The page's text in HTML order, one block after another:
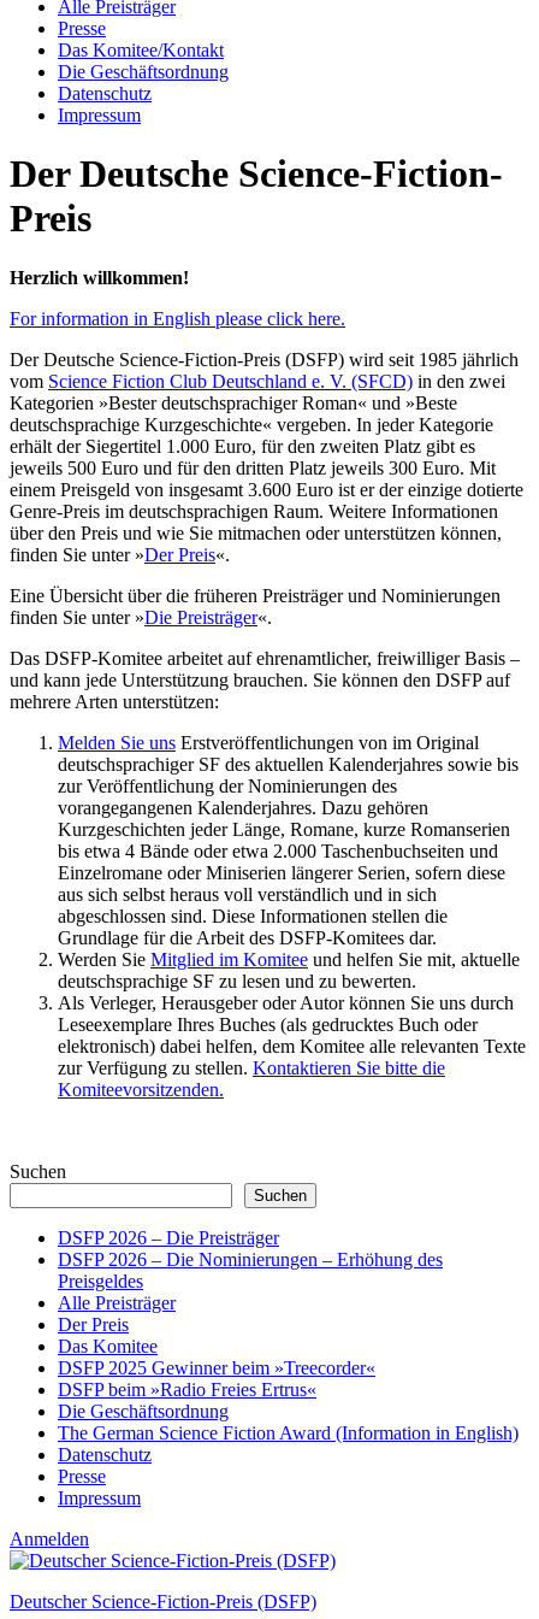
Alle Preisträger
Presse
Das Komitee/Kontakt
Die Geschäftsordnung
Datenschutz
Impressum
Der Deutsche Science-Fiction-
Preis
Herzlich willkommen!
For information in English please click here.
Der Deutsche Science-Fiction-Preis (DSFP) wird seit 1985 jährlich
vom Science Fiction Club Deutschland e. V. (SFCD) in den zwei
Kategorien »Bester deutschsprachiger Roman« und »Beste
deutschsprachige Kurzgeschichte« vergeben. In jeder Kategorie
erhält der Siegertitel 1.000 Euro, für den zweiten Platz gibt es
jeweils 500 Euro und für den dritten Platz jeweils 300 Euro. Mit
einem Preisgeld von insgesamt 3.600 Euro ist er der einzige dotierte
Genre-Preis im deutschsprachigen Raum. Weitere Informationen
über den Preis und wie Sie mitmachen oder unterstützen können,
finden Sie unter »Der Preis«.
Eine Übersicht über die früheren Preisträger und Nominierungen
finden Sie unter »Die Preisträger«.
Das DSFP-Komitee arbeitet auf ehrenamtlicher, freiwilliger Basis –
und kann jede Unterstützung brauchen. Sie können den DSFP auf
mehrere Arten unterstützen:
Melden Sie uns Erstveröffentlichungen von im Original
deutschsprachiger SF des aktuellen Kalenderjahres sowie bis
zur Veröffentlichung der Nominierungen des
vorangegangenen Kalenderjahres. Dazu gehören
Kurzgeschichten jeder Länge, Romane, kurze Romanserien
bis etwa 4 Bände oder etwa 2.000 Taschenbuchseiten und
Einzelromane oder Miniserien längerer Serien, sofern diese
aus sich selbst heraus voll verständlich und in sich
abgeschlossen sind. Diese Informationen stellen die
Grundlage für die Arbeit des DSFP-Komitees dar.
Werden Sie Mitglied im Komitee und helfen Sie mit, aktuelle
deutschsprachige SF zu lesen und zu bewerten.
Als Verleger, Herausgeber oder Autor können Sie uns durch
Leseexemplare Ihres Buches (als gedrucktes Buch oder
elektronisch) dabei helfen, dem Komitee alle relevanten Texte
zur Verfügung zu stellen. Kontaktieren Sie bitte die
Komiteevorsitzenden.
Suchen
Suchen
DSFP 2026 – Die Preisträger
DSFP 2026 – Die Nominierungen – Erhöhung des
Preisgeldes
Alle Preisträger
Der Preis
Das Komitee
DSFP 2025 Gewinner beim »Treecorder«
DSFP beim »Radio Freies Ertrus«
Die Geschäftsordnung
The German Science Fiction Award (Information in English)
Datenschutz
Presse
Impressum
Anmelden
Deutscher Science-Fiction-Preis (DSFP)